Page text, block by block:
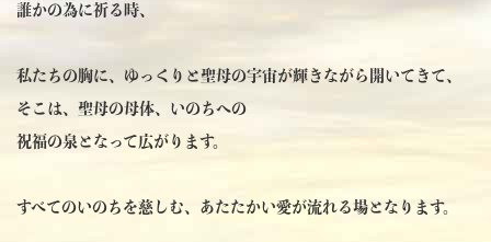
誰かの為に祈る時、
私たちの胸に、ゆっくりと聖母の宇宙が輝きながら開いてきて、
そこは、聖母の母体、いのちへの
祝福の泉となって広がります。
すべてのいのちを慈しむ、あたたかい愛が流れる場となります。